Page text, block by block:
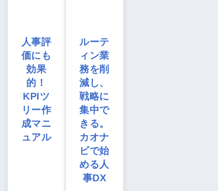
人事評
価にも
効果
的！
KPIツ
リー作
成マニ
ュアル
ルーテ
ィン業
務を削
減し、
戦略に
集中で
きる。
カオナ
ビで始
める人
事DX